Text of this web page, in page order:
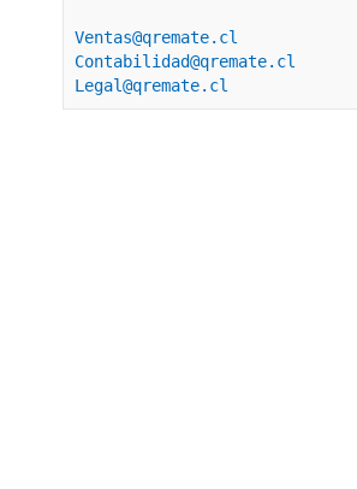
Ventas@qremate.cl
Contabilidad@qremate.cl
Legal@qremate.cl